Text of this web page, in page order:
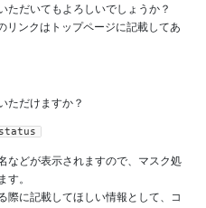
ただいてもよろしいでしょうか？
リンクはトップページに記載してあ
ただけますか？
などが表示されますので、マスク処
す。
際に記載してほしい情報として、コ